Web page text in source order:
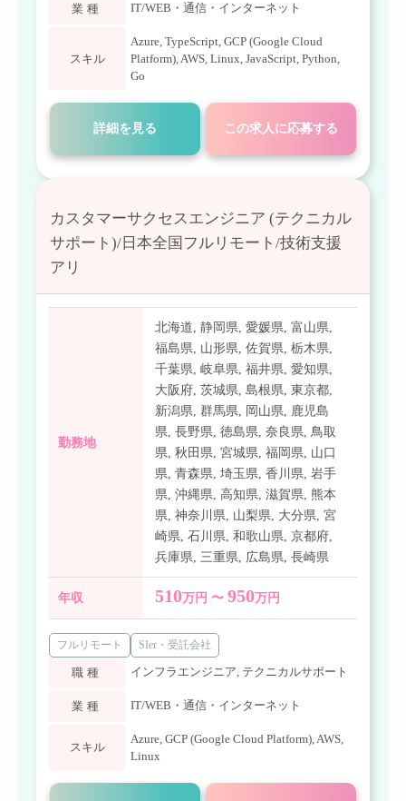
業種 IT/WEB・通信・インターネット
スキル
Azure, TypeScript, GCP (Google Cloud
Platform),AWS, Linux, JavaScript, Python,
Go
詳細を見る この求人に応募する
カスタマーサクセスエンジニア (テクニカル
サポート)/日本全国フルリモート/技術支援
アリ
勤務地
北海道,静岡県,愛媛県,富山県,
福島県, 山形県,佐賀県,栃木県,
千葉県,岐阜県,福井県,愛知県,
大阪府,茨城県,島根県,東京都,
新潟県,群馬県, 岡山県, 鹿児島
県,長野県,徳島県,奈良県,鳥取
県,秋田県,宮城県,福岡県, 山口
県,青森県,埼玉県,香川県,岩手
県,沖縄県, 高知県,滋賀県,熊本
県,神奈川県, 山梨県, 大分県,宮
崎県,石川県,和歌山県,京都府,
兵庫県,三重県, 広島県,長崎県
年収 510万円 〜950万円
フルリモート SIer・受託会社
職種 インフラエンジニア, テクニカルサポート
業種 IT/WEB・通信・インターネット
スキル
Azure, GCP (Google Cloud Platform),AWS,
Linux